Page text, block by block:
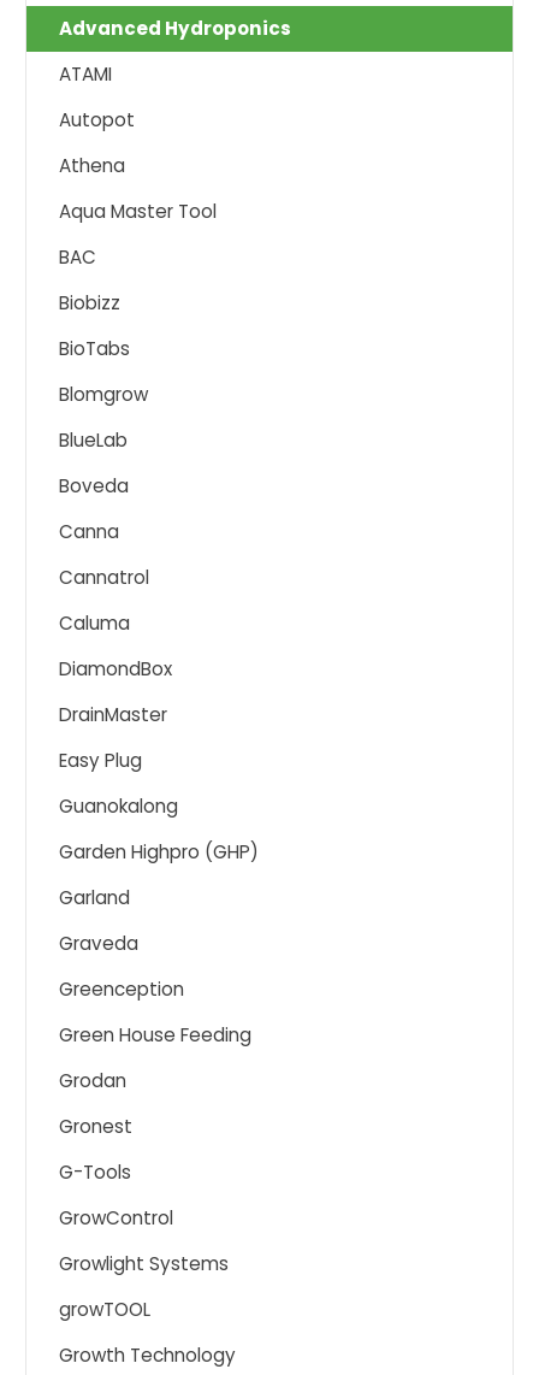
Advanced Hydroponics
ATAMI
Autopot
Athena
Aqua Master Tool
BAC
Biobizz
BioTabs
Blomgrow
BlueLab
Boveda
Canna
Cannatrol
Caluma
DiamondBox
DrainMaster
Easy Plug
Guanokalong
Garden Highpro (GHP)
Garland
Graveda
Greenception
Green House Feeding
Grodan
Gronest
G-Tools
GrowControl
Growlight Systems
growTOOL
Growth Technology